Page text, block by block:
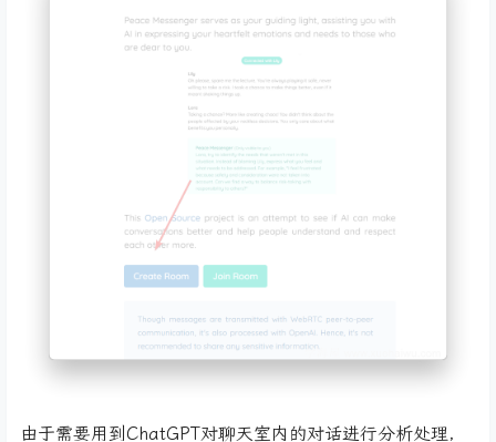
由于需要用到ChatGPT对聊天室内的对话进行分析处理，